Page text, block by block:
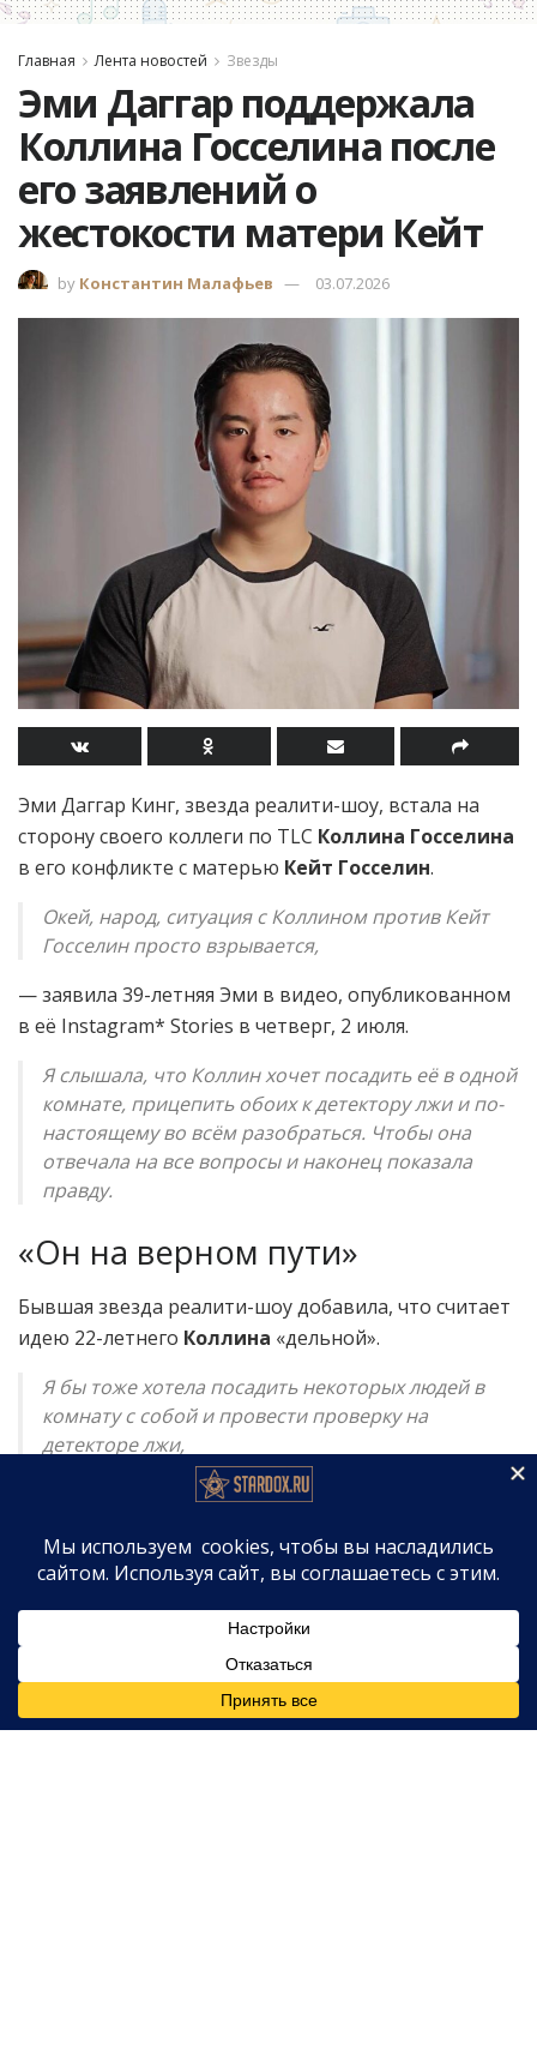
Главная Лента новостей Звезды
Эми Даггар поддержала
Коллина Госселина после
его заявлений о
жестокости матери Кейт
by Константин Малафьев 03.07.2026
Эми Даггар Кинг, звезда реалити-шоу, встала на
сторону своего коллеги по TLC Коллина Госселина
в его конфликте с матерью Кейт Госселин.
Окей, народ, ситуация с Коллином против Кейт
Госселин просто взрывается,
— заявила 39-летняя Эми в видео, опубликованном
в её Instagram* Stories в четверг, 2 июля.
Я слышала, что Коллин хочет посадить её в одной
комнате, прицепить обоих к детектору лжи и по-
настоящему во всём разобраться. Чтобы она
отвечала на все вопросы и наконец показала
правду.
«Он на верном пути»
Бывшая звезда реалити-шоу добавила, что считает
идею 22-летнего Коллина «дельной».
Я бы тоже хотела посадить некоторых людей в
комнату с собой и провести проверку на
детекторе лжи,
Эми Даггар
появляясь в их реалити-сериале
19 детей и больше,
который документировал жизнь семьи с 19 детьми.
В свою очередь, 51-летняяКейти её бывший муж
Джон Госселинснимались в шоу